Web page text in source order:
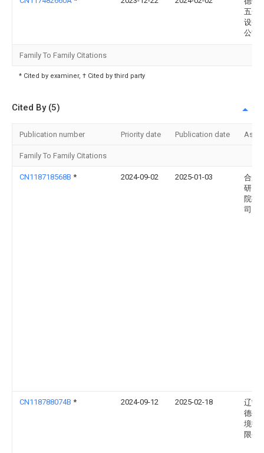
五金
设备
公司
Family To Family Citations
* Cited by examiner, † Cited by third party
Cited By (5)
Publication number Priority date Publication date
Family To Family Citations
CN118718568B * 2024-09-02 2025-01-03
合肥
研究
院有
司
CN118788074B * 2024-09-12 2025-02-18
辽宁
德生
境技
限公